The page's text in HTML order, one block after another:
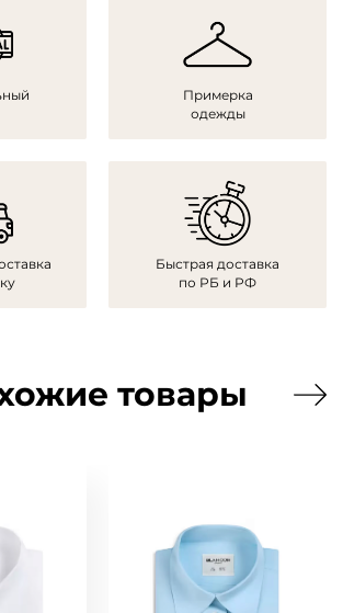
Примерка
одежды
Быстрая доставка
по РБ и РФ
товары